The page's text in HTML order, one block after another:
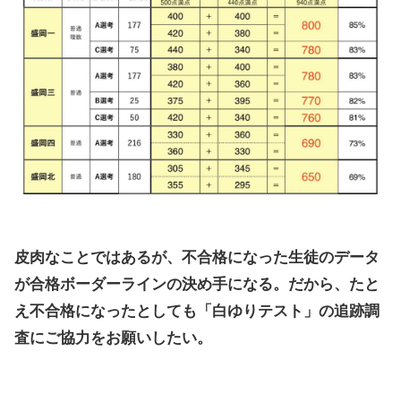
皮肉なことではあるが、不合格になった生徒のデータ
が合格ボーダーラインの決め手になる。だから、たと
え不合格になったとしても「白ゆりテスト」の追跡調
査にご協力をお願いしたい。